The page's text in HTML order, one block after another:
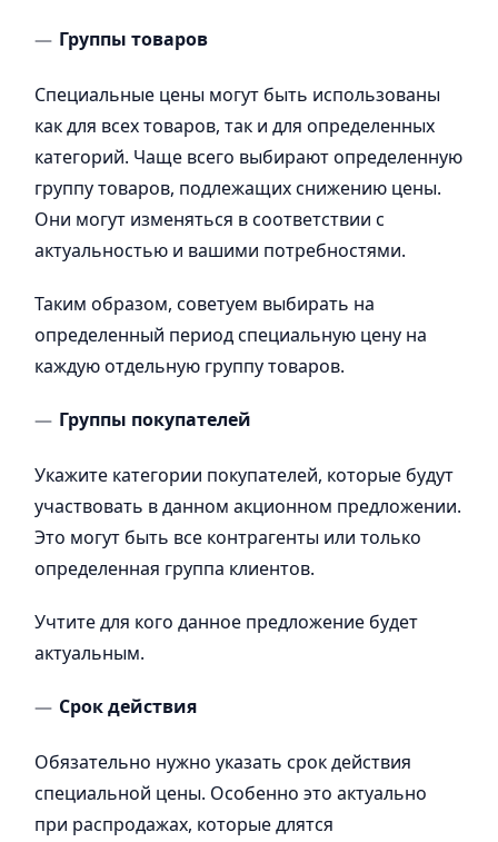
Группы товаров
Специальные цены могут быть использованы
как для всех товаров, так и для определенных
категорий. Чаще всего выбирают определенную
группу товаров, подлежащих снижению цены.
Они могут изменяться в соответствии с
актуальностью и вашими потребностями.
Таким образом, советуем выбирать на
определенный период специальную цену на
каждую отдельную группу товаров.
Группы покупателей
Укажите категории покупателей, которые будут
участвовать в данном акционном предложении.
Это могут быть все контрагенты или только
определенная группа клиентов.
Учтите для кого данное предложение будет
актуальным.
Срок действия
Обязательно нужно указать срок действия
специальной цены. Особенно это актуально
при распродажах, которые длятся